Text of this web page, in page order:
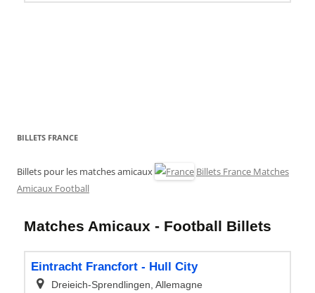
BILLETS FRANCE
Billets pour les matches amicaux
Billets France Matches
Amicaux Football